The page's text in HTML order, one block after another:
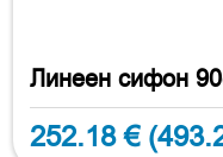
Линеен сифон
252.18 €